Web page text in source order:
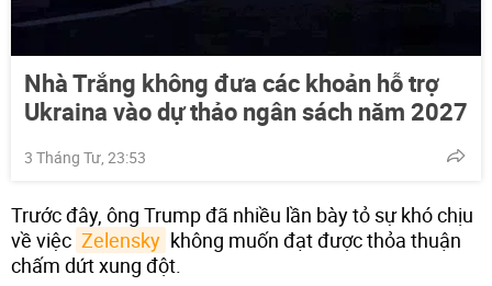
Nhà Trắng không đưa các khoản hỗ trợ
Ukraina vào dự thảo ngân sách năm 2027
3 Tháng Tư, 23:53
Trước đây, ông Trump đã nhiều lần bày tỏ sự khó chịu
về việc Zelensky không muốn đạt được thỏa thuận
chấm dứt xung đột.